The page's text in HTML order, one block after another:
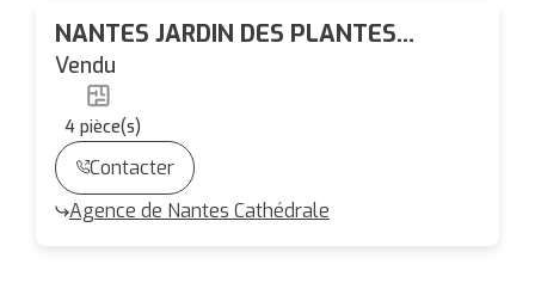
NANTES JARDIN DES PLANTES
APPARTEMENT TYPE 3 TERRASSE
SUD
Vendu
4 pièce(s)
Contacter
Agence de Nantes Cathédrale